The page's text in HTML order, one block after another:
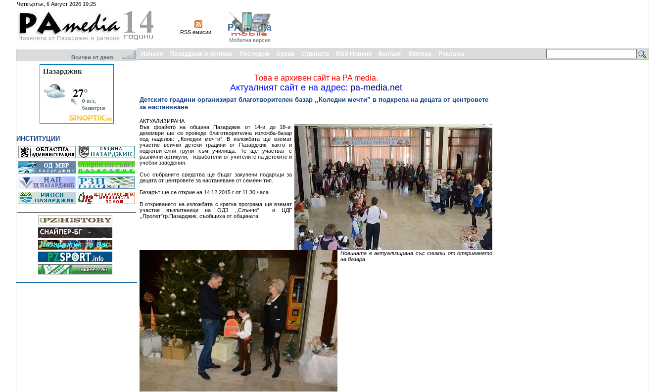
Четвъртък, 6 Август 2026 19:25
RSS емисии
Мобилна версия
Всички от деня
ИНСТИТУЦИИ
Начало Пазарджик и региона Последни Архив Страната RSS Новини Контакт Sitemap Реклама
Това е архивен сайт на PA media.
Актуалният сайт е на адрес: pa-media.net
Детските градини организират благотворителен базар ,,Коледни мечти” в подкрепа на децата от центровете
за настаняване
АКТУАЛИЗИРАНА
Във фоайето на община Пазарджик от 14-и до 18-и
декември ще се проведе благотворителна изложба-базар
под надслов: ,,Коледни мечти”. В изложбата ще вземат
участие всички детски градини от Пазарджик, както и
подготвителни групи към училища. Те ще участват с
различни артикули, изработени от учителите на детските и
учебни заведения.
Със събраните средства ще бъдат закупени подаръци за
децата от центровете за настаняване от семеен тип.
Базарът ще се открие на 14.12.2015 г от 11.30 часа
В откриването на изложбата с кратка програма ще вземат
участие възпитаници на ОДЗ ,,Слънчо” и ЦДГ
,,Пролет”гр.Пазарджик, съобщиха от общината.
Новината е актуализирана със снимки от откриването
на базара